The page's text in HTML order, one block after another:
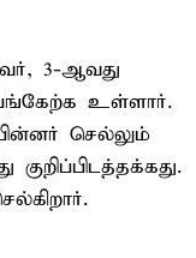
3-ஆவது
பங்கேற்க உள்ளார்.
செல்லும்